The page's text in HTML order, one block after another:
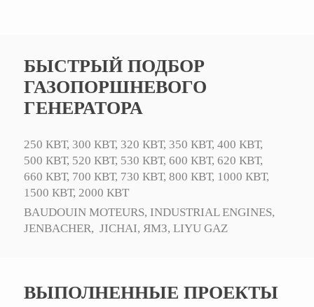
БЫСТРЫЙ ПОДБОР
ГАЗОПОРШНЕВОГО
ГЕНЕРАТОРА
250 КВТ, 300 КВТ, 320 КВТ, 350 КВТ, 400 КВТ,
500 КВТ, 520 КВТ, 530 КВТ, 600 КВТ, 620 КВТ,
660 КВТ, 700 КВТ, 730 КВТ, 800 КВТ, 1000 КВТ,
1500 КВТ, 2000 КВТ
BAUDOUIN MOTEURS, INDUSTRIAL ENGINES,
JENBACHER, JICHAI, ЯМЗ, LIYU GAZ
ВЫПОЛНЕННЫЕ ПРОЕКТЫ